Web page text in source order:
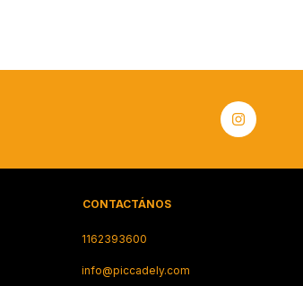
CONTACTÁNOS
1162393600
info@piccadely.com